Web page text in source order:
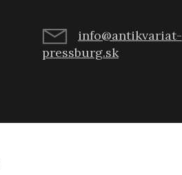
info@antikvariat-
pressburg.sk